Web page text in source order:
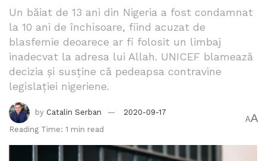
Un băiat de 13 ani din Nigeria a fost condamnat
la 10 ani de închisoare, fiind acuzat de
blasfemie deoarece ar fi folosit un limbaj
inadecvat la adresa lui Allah. UNICEF blamează
decizia şi susţine că pedeapsa contravine
legislaţiei nigeriene.
by Catalin Serban
2020-09-17
Reading Time: 1 min read
AA